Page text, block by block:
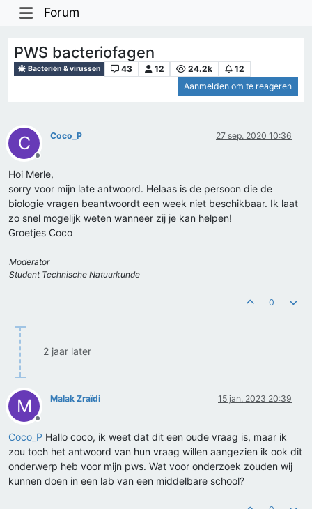
Forum
PWS bacteriofagen
Bacteriën & virussen 43 12 24.2k
12
Aanmelden om te reageren
C
Offline
Coco_P 27 sep. 2020 10:36
Hoi Merle,
sorry voor mijn late antwoord. Helaas is de persoon die de
biologie vragen beantwoordt een week niet beschikbaar. Ik laat
zo snel mogelijk weten wanneer zij je kan helpen!
Groetjes Coco
Moderator
Student Technische Natuurkunde
0
2 jaar later
M
Offline
Malak Zraïdi 15 jan. 2023 20:39
Coco_P Hallo coco, ik weet dat dit een oude vraag is, maar ik
zou toch het antwoord van hun vraag willen aangezien ik ook dit
onderwerp heb voor mijn pws. Wat voor onderzoek zouden wij
kunnen doen in een lab van een middelbare school?